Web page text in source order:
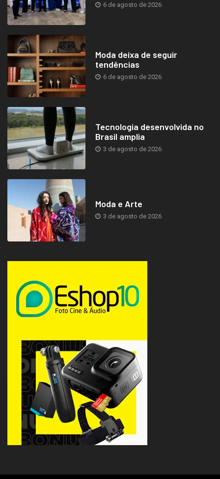
6 de agosto de 2026
Moda deixa de seguir
tendências
6 de agosto de 2026
Tecnologia desenvolvida no
Brasil amplia
3 de agosto de 2026
Moda e Arte
3 de agosto de 2026